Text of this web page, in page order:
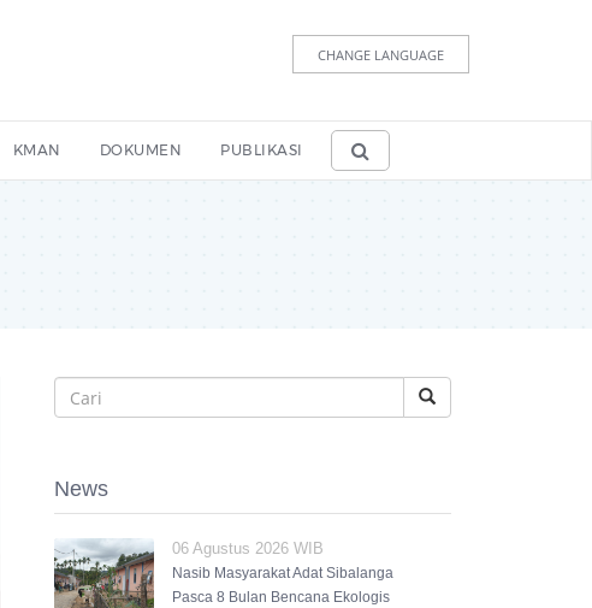
CHANGE LANGUAGE
KMAN DOKUMEN PUBLIKASI
News
06 Agustus 2026 WIB
Nasib Masyarakat Adat Sibalanga
Pasca 8 Bulan Bencana Ekologis